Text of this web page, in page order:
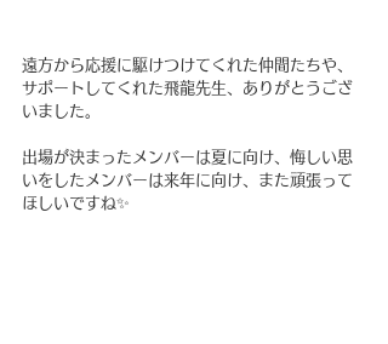
遠方から応援に駆けつけてくれた仲間たちや、
サポートしてくれた飛龍先生、ありがとうござ
いました。
出場が決まったメンバーは夏に向け、悔しい思
いをしたメンバーは来年に向け、また頑張って
ほしいですね✨